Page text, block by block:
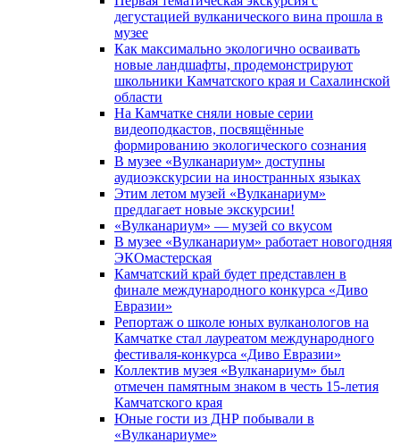
дегустацией вулканического вина прошла в
музее
Как максимально экологично осваивать
новые ландшафты, продемонстрируют
школьники Камчатского края и Сахалинской
области
На Камчатке сняли новые серии
видеоподкастов, посвящённые
формированию экологического сознания
В музее «Вулканариум» доступны
аудиоэкскурсии на иностранных языках
Этим летом музей «Вулканариум»
предлагает новые экскурсии!
«Вулканариум» — музей со вкусом
В музее «Вулканариум» работает новогодняя
ЭКОмастерская
Камчатский край будет представлен в
финале международного конкурса «Диво
Евразии»
Репортаж о школе юных вулканологов на
Камчатке стал лауреатом международного
фестиваля-конкурса «Диво Евразии»
Коллектив музея «Вулканариум» был
отмечен памятным знаком в честь 15-летия
Камчатского края
Юные гости из ДНР побывали в
«Вулканариумe»